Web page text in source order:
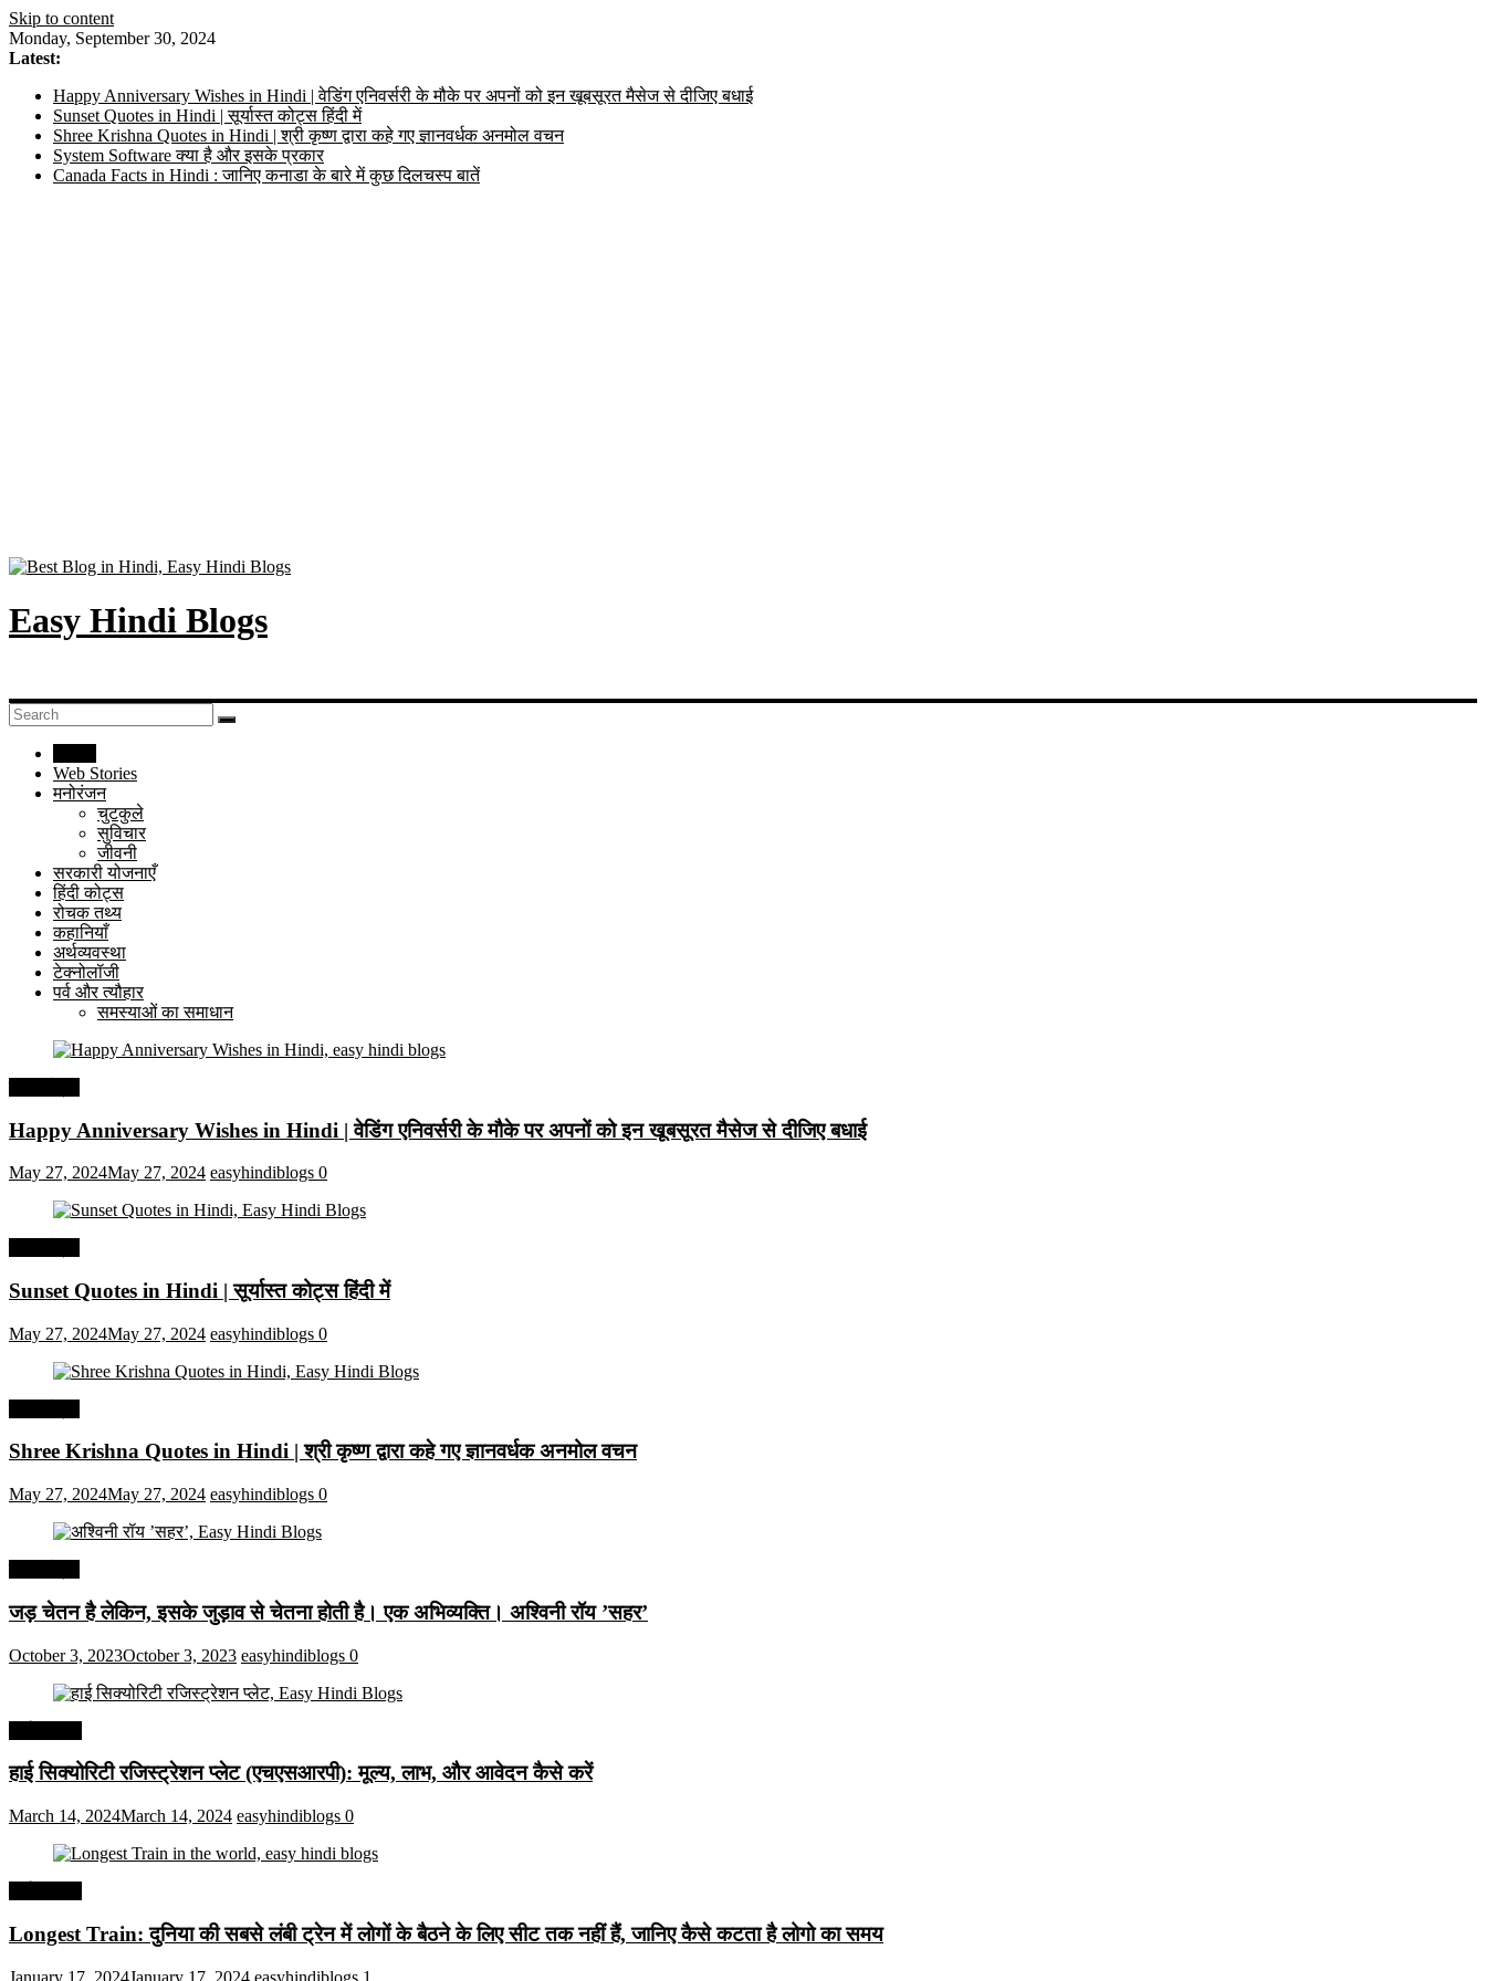
Skip to content
Monday, September 30, 2024
Latest:
Happy Anniversary Wishes in Hindi | वेडिंग एनिवर्सरी के मौके पर अपनों को इन खूबसूरत मैसेज से दीजिए बधाई
Sunset Quotes in Hindi | सूर्यास्त कोट्स हिंदी में
Shree Krishna Quotes in Hindi | श्री कृष्ण द्वारा कहे गए ज्ञानवर्धक अनमोल वचन
System Software क्या है और इसके प्रकार
Canada Facts in Hindi : जानिए कनाडा के बारे में कुछ दिलचस्प बातें
Easy Hindi Blogs
Web Stories
मनोरंजन
चुटकुले
सुविचार
जीवनी
सरकारी योजनाएँ
हिंदी कोट्स
रोचक तथ्य
कहानियाँ
अर्थव्यवस्था
टेक्नोलॉजी
पर्व और त्यौहार
समस्याओं का समाधान
Happy Anniversary Wishes in Hindi | वेडिंग एनिवर्सरी के मौके पर अपनों को इन खूबसूरत मैसेज से दीजिए बधाई
May 27, 2024May 27, 2024 easyhindiblogs 0
Sunset Quotes in Hindi | सूर्यास्त कोट्स हिंदी में
May 27, 2024May 27, 2024 easyhindiblogs 0
Shree Krishna Quotes in Hindi | श्री कृष्ण द्वारा कहे गए ज्ञानवर्धक अनमोल वचन
May 27, 2024May 27, 2024 easyhindiblogs 0
जड़ चेतन है लेकिन, इसके जुड़ाव से चेतना होती है। एक अभिव्यक्ति। अश्विनी रॉय ’सहर’
October 3, 2023October 3, 2023 easyhindiblogs 0
हाई सिक्योरिटी रजिस्ट्रेशन प्लेट (एचएसआरपी): मूल्य, लाभ, और आवेदन कैसे करें
March 14, 2024March 14, 2024 easyhindiblogs 0
Longest Train: दुनिया की सबसे लंबी ट्रेन में लोगों के बैठने के लिए सीट तक ​​नहीं हैं, जानिए कैसे कटता है लोगो का समय
January 17, 2024January 17, 2024 easyhindiblogs 1